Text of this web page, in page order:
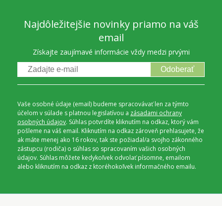
Najdôležitejšie novinky priamo na váš
email
Získajte zaujímavé informácie vždy medzi prvými
Odoberať
Vaše osobné údaje (email) budeme spracovávať len za týmto
účelom v súlade s platnou legislatívou a zásadami ochrany
osobných údajov. Súhlas potvrdíte kliknutím na odkaz, ktorý vám
pošleme na váš email. Kliknutím na odkaz zároveň prehlasujete, že
ak máte menej ako 16 rokov, tak ste požiadal/a svojho zákonného
zástupcu (rodiča) o súhlas so spracovaním vašich osobných
údajov. Súhlas môžete kedykoľvek odvolať písomne, emailom
alebo kliknutím na odkaz z ktoréhokoľvek informačného emailu.